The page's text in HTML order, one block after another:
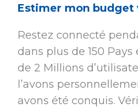
Estimer mon budget
Restez connecté
dans plus de 150
de 2 Millions
l’avons
avons été conquis.